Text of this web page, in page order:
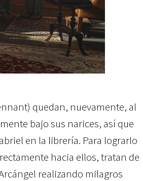
quedan, nuevamente, al
bajo sus narices, así que
en la librería. Para lograrlo
hacia ellos, tratan de
realizando milagros